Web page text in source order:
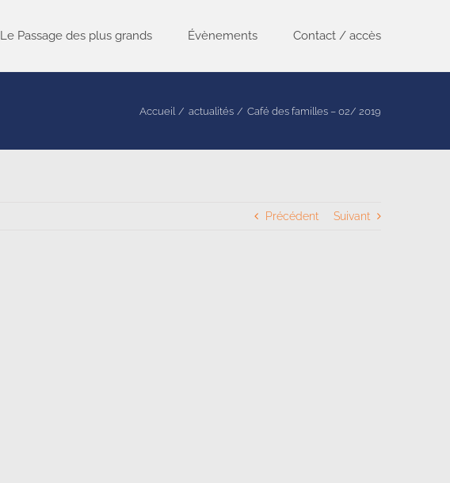
Le Passage des plus grands Évènements Contact / accès
Accueil actualités Café des familles – 02/ 2019
Précédent Suivant